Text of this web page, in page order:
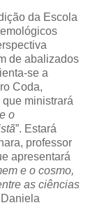
da Escola
de abalizados
se a
Coda,
ministrará
o
”. Estará
professor
apresentará
e o cosmo,
as ciências
Daniela